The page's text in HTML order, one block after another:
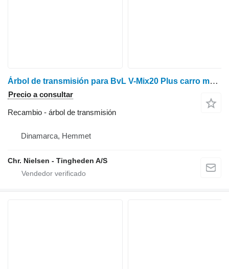
Árbol de transmisión para BvL V-Mix20 Plus carro mezclador
Precio a consultar
Recambio - árbol de transmisión
Dinamarca, Hemmet
Chr. Nielsen - Tingheden A/S